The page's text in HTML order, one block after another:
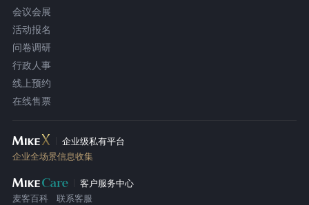
会议会展
活动报名
问卷调研
行政人事
线上预约
在线售票
企业级私有平台
企业全场景信息收集
客户服务中心
麦客百科
联系客服